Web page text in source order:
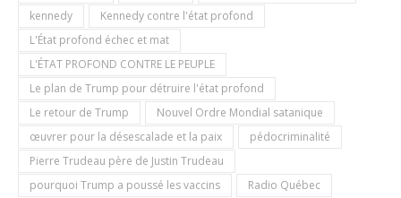
kennedy
Kennedy contre l'état profond
L'État profond échec et mat
L'ÉTAT PROFOND CONTRE LE PEUPLE
Le plan de Trump pour détruire l'état profond
Le retour de Trump
Nouvel Ordre Mondial satanique
œuvrer pour la désescalade et la paix
pédocriminalité
Pierre Trudeau père de Justin Trudeau
pourquoi Trump a poussé les vaccins
Radio Québec